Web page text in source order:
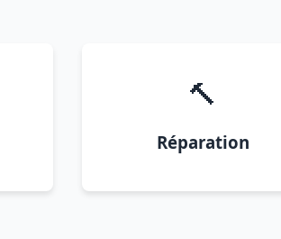
🔨
Réparation